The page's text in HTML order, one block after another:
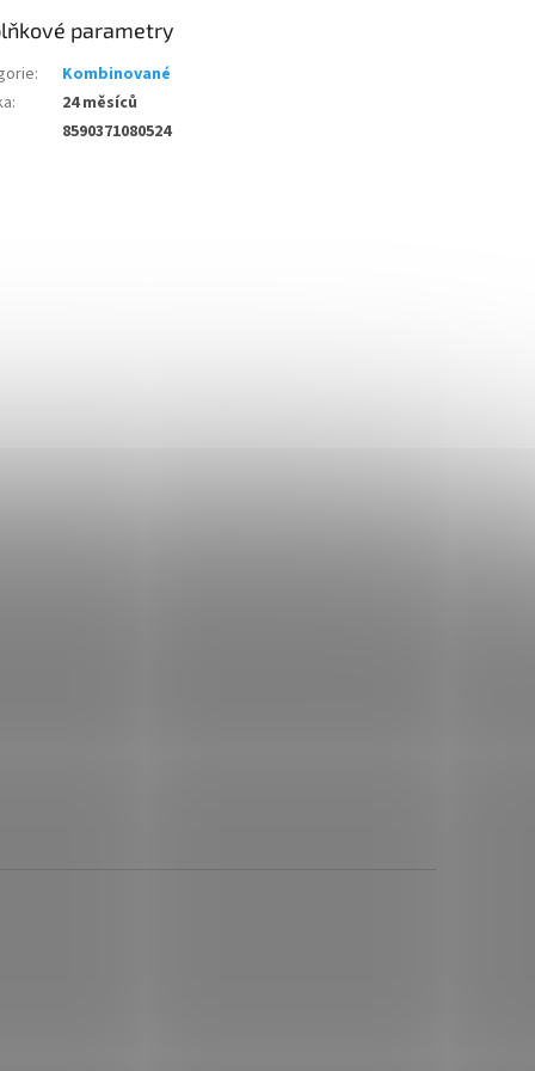
parametry
:
Kombinované
:
24 měsíců
8590371080524